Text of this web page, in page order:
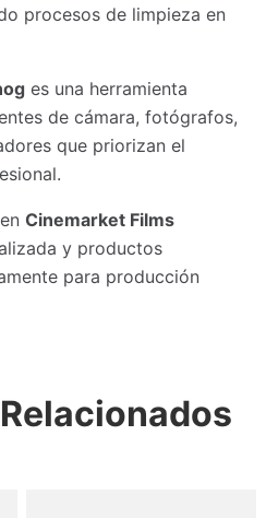
procesos de limpieza en
es una herramienta
de cámara, fotógrafos,
que priorizan el
Cinemarket Films
y productos
para producción